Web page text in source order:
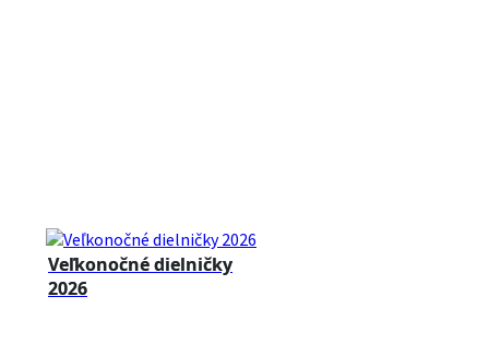
Veľkonočné dielničky
2026